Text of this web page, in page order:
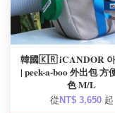
韓國🇰🇷 iCANDOR
| peek-a-boo 外出包 方
色 M/L
從 NT$ 3,650 起